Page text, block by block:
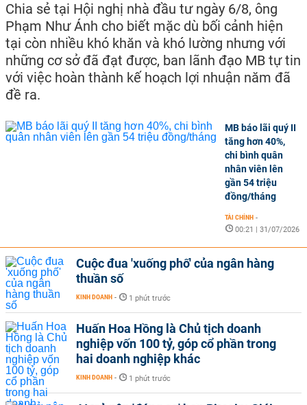
Chia sẻ tại Hội nghị nhà đầu tư ngày 6/8, ông
Phạm Như Ánh cho biết mặc dù bối cảnh hiện
tại còn nhiều khó khăn và khó lường nhưng với
những cơ sở đã đạt được, ban lãnh đạo MB tự tin
với việc hoàn thành kế hoạch lợi nhuận năm đã
đề ra.
MB báo lãi quý II
tăng hơn 40%,
chi bình quân
nhân viên lên
gần 54 triệu
đồng/tháng
TÀI CHÍNH -
00:21 | 31/07/2026
Cuộc đua 'xuống phố' của ngân hàng
thuần số
KINH DOANH - 1 phút trước
Huấn Hoa Hồng là Chủ tịch doanh
nghiệp vốn 100 tỷ, góp cổ phần trong
hai doanh nghiệp khác
KINH DOANH - 1 phút trước